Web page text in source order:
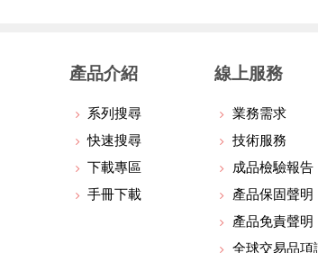
產品介紹
系列搜尋
快速搜尋
下載專區
手冊下載
線上服務
業務需求
技術服務
成品檢驗報告
產品保固聲明
產品免責聲明
全球交易品項